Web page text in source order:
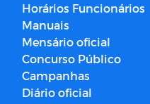
Horários Funcionários
Manuais
Mensário oficial
Concurso Público
Campanhas
Diário oficial